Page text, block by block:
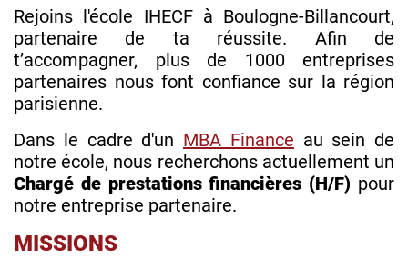
Rejoins l'école IHECF à Boulogne-Billancourt,
partenaire de ta réussite. Afin de
t’accompagner, plus de 1000 entreprises
partenaires nous font confiance sur la région
parisienne.
Dans le cadre d'un MBA Finance au sein de
notre école, nous recherchons actuellement un
Chargé de prestations financières (H/F) pour
notre entreprise partenaire.
MISSIONS